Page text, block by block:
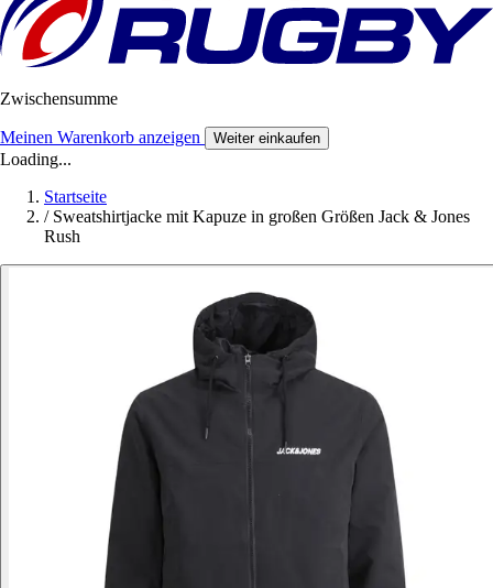
Zwischensumme
Meinen Warenkorb anzeigen Weiter einkaufen
Loading...
Startseite
/ Sweatshirtjacke mit Kapuze in großen Größen Jack & Jones
Rush